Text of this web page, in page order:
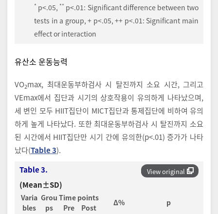
* p<.05, ** p<.01: Significant difference between two
tests in a group, + p<.05, ++ p<.01: Significant main
effect or interaction
유산소 운동능력
VO2max, 최대운동부하검사 시 탈진까지 소요 시간, 그리고
VEmax에서 집단과 시기의 상호작용이 유의하게 나타났으며,
세 변인 모두 HIIT집단이 MICT집단과 통제집단에 비하여 유의
하게 높게 나타났다. 또한 최대운동부하검사 시 탈진까지 소요
된 시간에서 HIIT집단만 시기 간에 유의한(p<.01) 증가가 나타
났다(Table 3).
View original
Table 3.
(Mean±SD)
Varia
bles
Grou
ps
Time points Δ% p
Pre Post